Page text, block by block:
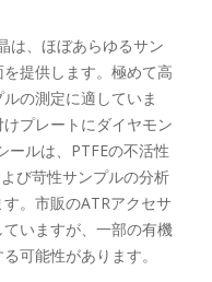
は、ほぼあらゆるサン
提供します。極めて高
の測定に適していま
プレートにダイヤモン
ールは、PTFEの不活性
び苛性サンプルの分析
。市販のATRアクセサ
いますが、一部の有機
可能性があります。